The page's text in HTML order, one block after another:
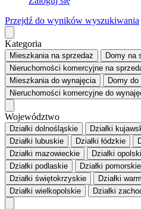
Przejdź do wyników wyszukiwania
Kategoria
Mieszkaniana sprzedaż Domy na
Nieruchomości komercyjne na
Mieszkaniado wynajęcia Domy do
Nieruchomości komercyjne do
Województwo
Działki dolnośląskie Działki
Działki lubuskie
Działki łódzkie
Działki mazowieckie
Działki
Działki podlaskie
Działki pomorskie
Działki świętokrzyskie
Działki
Działki wielkopolskie
Działki